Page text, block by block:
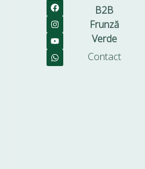
B2B
Frunză
Verde
Contact